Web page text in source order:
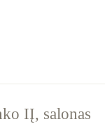
IĮ, salonas